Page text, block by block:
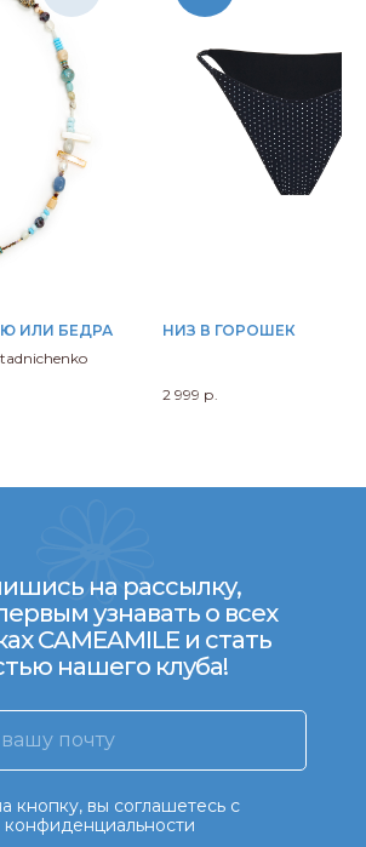
ИЛИ БЕДРА
НИЗ В ГОРОШЕК
2 999 р.
кнопку, вы соглашетесь с
конфиденциальности
на рассылку,
узнавать о всех
CAMEAMILE и стать
нашего клуба!